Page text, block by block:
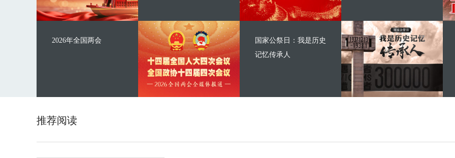
2026年全国两会
国家公祭日：我是历史
记忆传承人
推荐阅读